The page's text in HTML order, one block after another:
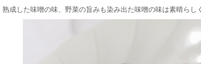
熟成した味噌の味、野菜の旨みも染み出た味噌の味は素晴らし